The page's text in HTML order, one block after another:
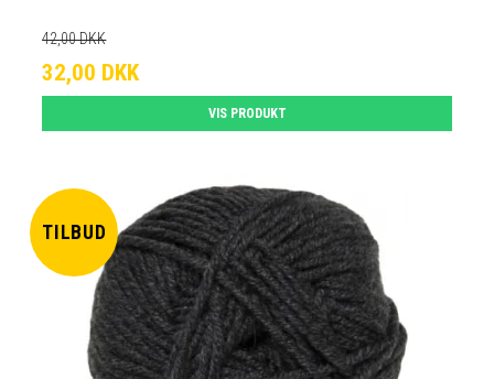
42,00 DKK
32,00 DKK
VIS PRODUKT
TILBUD